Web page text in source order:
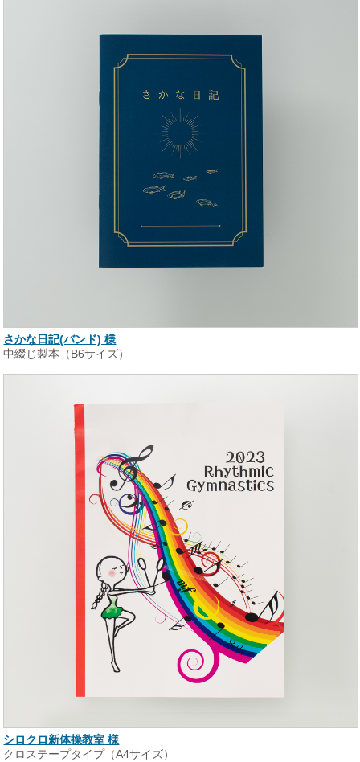
さかな日記(バンド) 様
中綴じ製本（B6サイズ）
シロクロ新体操教室 様
クロステープタイプ（A4サイズ）